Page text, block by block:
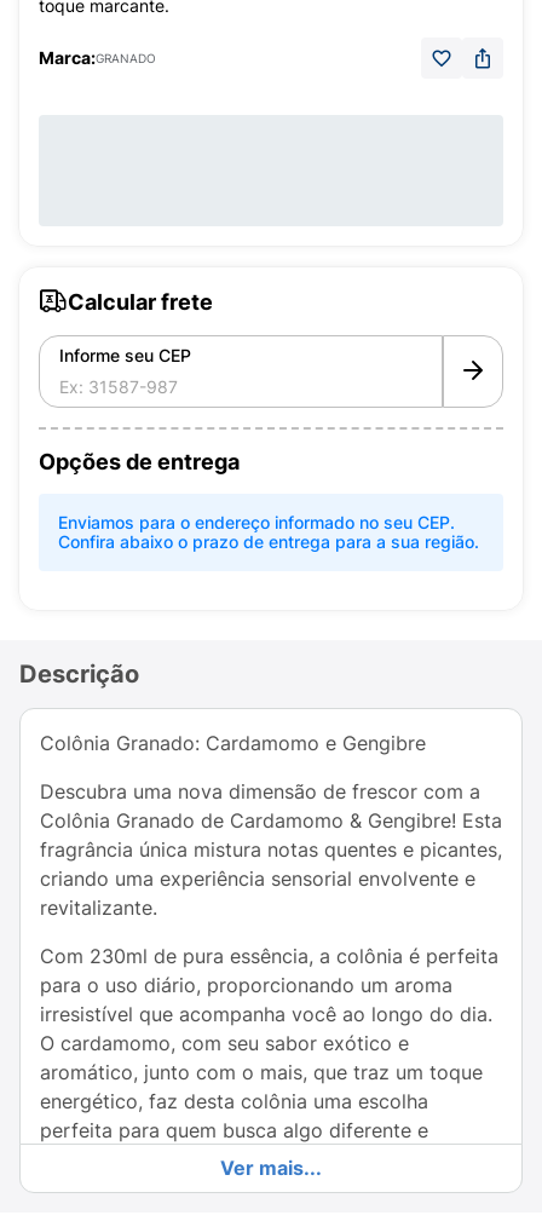
toque marcante.
Marca:GRANADO
Calcular frete
Informe seu CEP
Opções de entrega
Enviamos para o endereço informado no seu CEP.
Confira abaixo o prazo de entrega para a sua região.
Descrição
Colônia Granado: Cardamomo e Gengibre
Descubra uma nova dimensão de frescor com a
Colônia Granado de Cardamomo & Gengibre! Esta
fragrância única mistura notas quentes e picantes,
criando uma experiência sensorial envolvente e
revitalizante.
Com 230ml de pura essência, a colônia é perfeita
para o uso diário, proporcionando um aroma
irresistível que acompanha você ao longo do dia.
O cardamomo, com seu sabor exótico e
aromático, junto com o mais, que traz um toque
energético, faz desta colônia uma escolha
perfeita para quem busca algo diferente e
Ver mais...